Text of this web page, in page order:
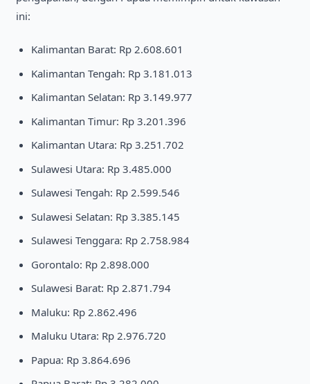
ini:
Kalimantan Barat: Rp 2.608.601
Kalimantan Tengah: Rp 3.181.013
Kalimantan Selatan: Rp 3.149.977
Kalimantan Timur: Rp 3.201.396
Kalimantan Utara: Rp 3.251.702
Sulawesi Utara: Rp 3.485.000
Sulawesi Tengah: Rp 2.599.546
Sulawesi Selatan: Rp 3.385.145
Sulawesi Tenggara: Rp 2.758.984
Gorontalo: Rp 2.898.000
Sulawesi Barat: Rp 2.871.794
Maluku: Rp 2.862.496
Maluku Utara: Rp 2.976.720
Papua: Rp 3.864.696